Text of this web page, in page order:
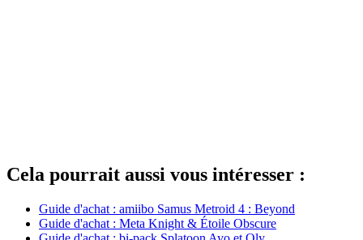
Cela pourrait aussi vous intéresser :
Guide d'achat : amiibo Samus Metroid 4 : Beyond
Guide d'achat : Meta Knight & Étoile Obscure